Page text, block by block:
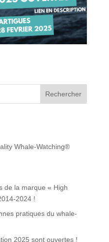
Rechercher
Whale-Watching®
de la marque « High
2024 !
pratiques du whale-
2025 sont ouvertes !